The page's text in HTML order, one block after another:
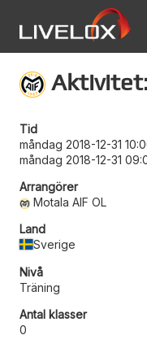
Tid
måndag 2018-12-31
måndag 2018-12-31
Arrangörer
Motala AIF OL
Land
Sverige
Nivå
Träning
Antal klasser
0